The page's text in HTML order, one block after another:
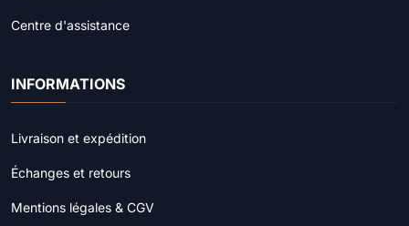
Centre d'assistance
INFORMATIONS
Livraison et expédition
Échanges et retours
Mentions légales & CGV